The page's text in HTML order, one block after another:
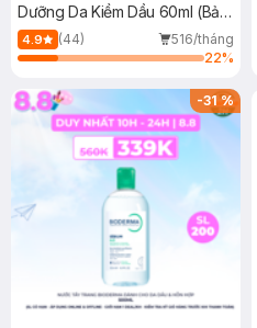
Dưỡng Da Kiềm Dầu 60ml (Bản
Mới)
4.9 (44)
516/tháng
22%
-31%